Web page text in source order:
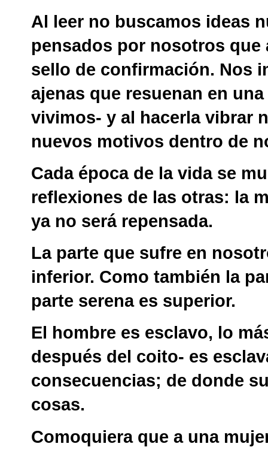
Al leer no buscamos ideas
pensados por nosotros que
sello de confirmación. Nos
ajenas que resuenan en
vivimos- y al hacerla vibrar
nuevos motivos dentro de
Cada época de la vida se
reflexiones de las otras: la
ya no será repensada.
La parte que sufre en
inferior. Como también la
parte serena es superior.
El hombre es esclavo, lo
después del coito- es
consecuencias; de donde
cosas.
Comoquiera que a una